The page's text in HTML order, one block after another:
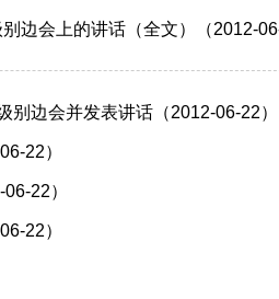
边会上的讲话（全文）（2012-06-
别边会并发表讲话（2012-06-22）
22）
22）
22）